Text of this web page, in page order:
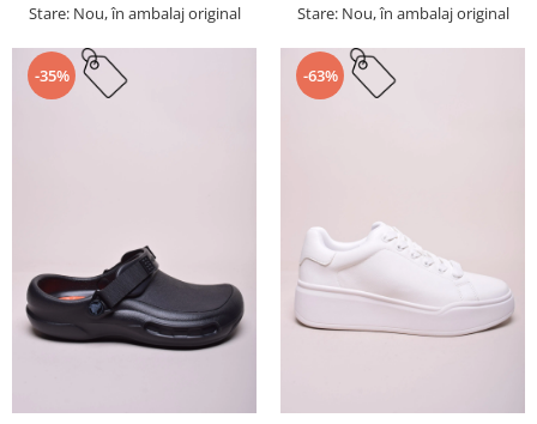
Stare: Nou, în ambalaj original Stare: Nou, în ambalaj original
-35% -63%